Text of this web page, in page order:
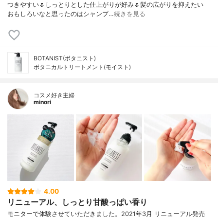
つきやすい🌷しっとりとした仕上がりが好み🌷髪の広がりを抑えたい
おもしろいなと思ったのはシャンプ…続きを見る
BOTANIST(ボタニスト)
ボタニカルトリートメント(モイスト)
コスメ好き主婦
minori
4.00
リニューアル、しっとり甘酸っぱい香り
モニターで体験させていただきました。2021年3月 リニューアル発売